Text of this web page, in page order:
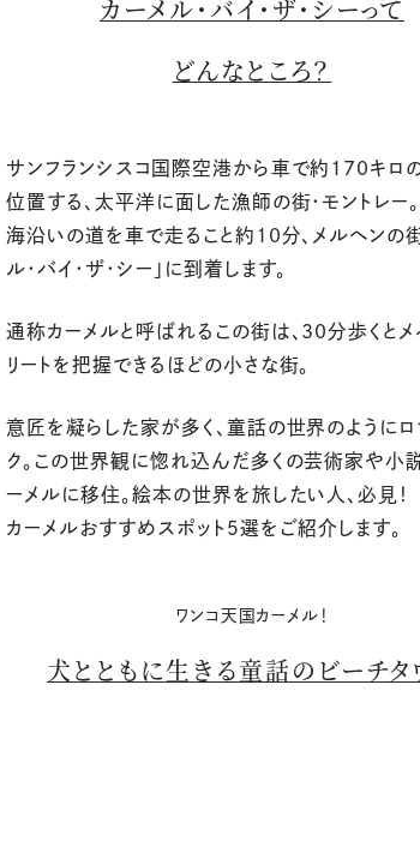
カーメル・バイ・ザ・シーって
どんなところ？
サンフランシスコ国際空港から車で約170キロ
位置する、太平洋に面した漁師の街・モントレー
海沿いの道を車で走ること約10分、メルヘンの街
ル・バイ・ザ・シー」に到着します。
通称カーメルと呼ばれるこの街は、30分歩くとメ
リートを把握できるほどの小さな街。
意匠を凝らした家が多く、童話の世界のようにロ
ク。この世界観に惚れ込んだ多くの芸術家や小
ーメルに移住。絵本の世界を旅したい人、必見！
カーメルおすすめスポット５選をご紹介します。
ワンコ天国カーメル！
犬とともに生きる童話のビーチタ